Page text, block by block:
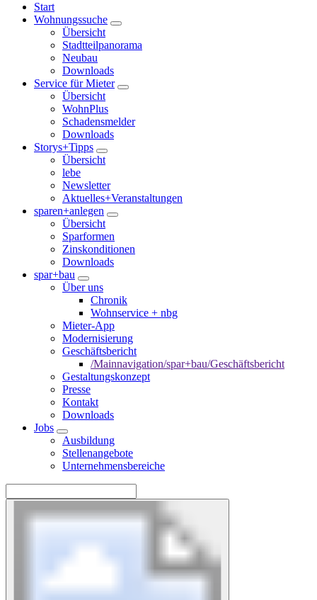
Start
Wohnungssuche
Übersicht
Stadtteilpanorama
Neubau
Downloads
Service für Mieter
Übersicht
WohnPlus
Schadensmelder
Downloads
Storys+Tipps
Übersicht
lebe
Newsletter
Aktuelles+Veranstaltungen
sparen+anlegen
Übersicht
Sparformen
Zinskonditionen
Downloads
spar+bau
Über uns
Chronik
Wohnservice + nbg
Mieter-App
Modernisierung
Geschäftsbericht
/Mainnavigation/spar+bau/Geschäftsbericht
Gestaltungskonzept
Presse
Kontakt
Downloads
Jobs
Ausbildung
Stellenangebote
Unternehmensbereiche